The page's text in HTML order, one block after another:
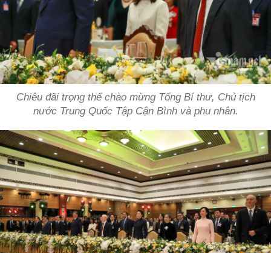
Chiêu đãi trọng thể chào mừng Tổng Bí thư, Chủ tịch
nước Trung Quốc Tập Cận Bình và phu nhân.